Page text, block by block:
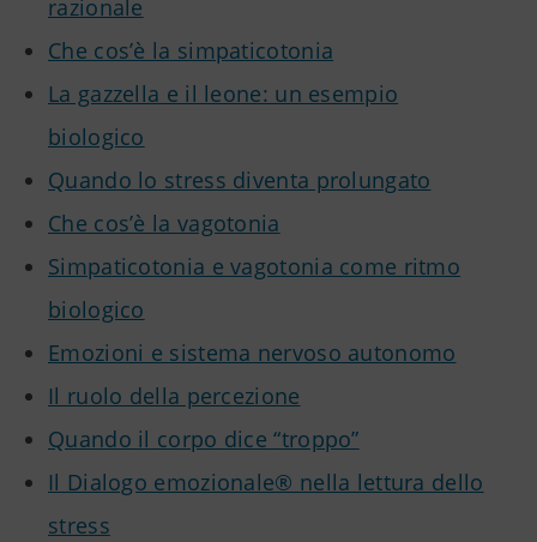
razionale
Che cos’è la simpaticotonia
La gazzella e il leone: un esempio
biologico
Quando lo stress diventa prolungato
Che cos’è la vagotonia
Simpaticotonia e vagotonia come ritmo
biologico
Emozioni e sistema nervoso autonomo
Il ruolo della percezione
Quando il corpo dice “troppo”
Il Dialogo emozionale® nella lettura dello
stress